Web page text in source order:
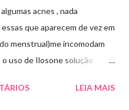
acnes , nada
que aparecem de vez em
menstrual)me incomodam
uso de Ilosone solução
O Ilosone é um antibiótico
LEIA MAIS